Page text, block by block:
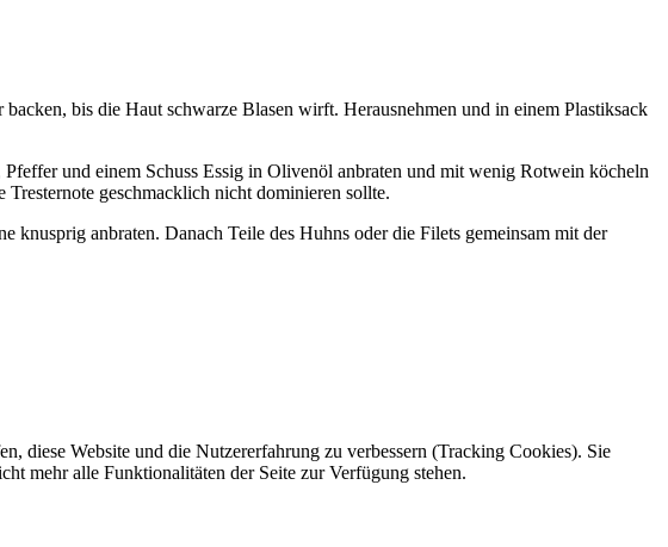
bis die Haut schwarze Blasen wirft. Herausnehmen und in einem Plastiksack
und einem Schuss Essig in Olivenöl anbraten und mit wenig Rotwein köcheln
geschmacklich nicht dominieren sollte.
anbraten. Danach Teile des Huhns oder die Filets gemeinsam mit der
diese Website und die Nutzererfahrung zu verbessern (Tracking Cookies). Sie
mehr alle Funktionalitäten der Seite zur Verfügung stehen.